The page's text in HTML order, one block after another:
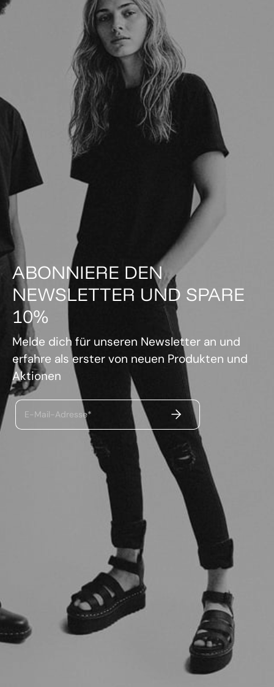
ABONNIERE DEN
NEWSLETTER UND SPARE
10%
Melde dich für unseren Newsletter an und
erfahre als erster von neuen Produkten und
Aktionen
E-Mail-Adresse* ABSENDEN